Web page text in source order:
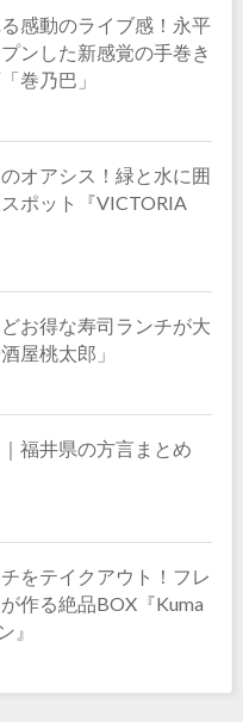
感動のライブ感！永平
ンした新感覚の手巻き
巻乃巴」
オアシス！緑と水に囲
ポット『VICTORIA
お得な寿司ランチが大
屋桃太郎」
福井県の方言まとめ
をテイクアウト！フレ
作る絶品BOX『Kuma
』